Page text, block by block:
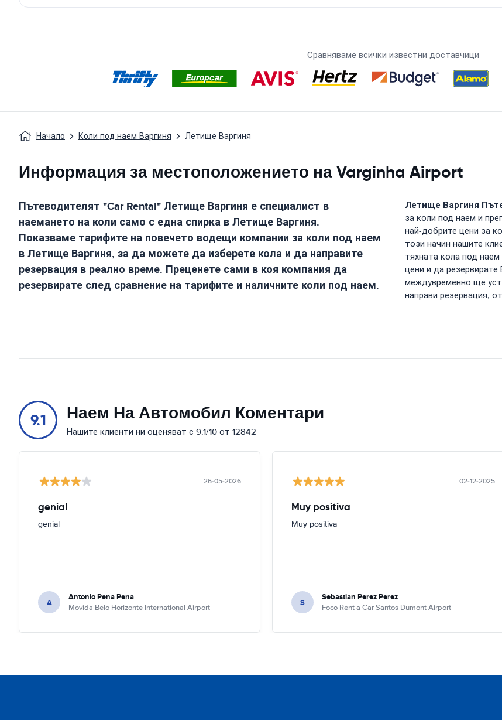
Сравняваме всички известни доставчици
Начало Коли под наем Варгиня Летище Варгиня
Информация за местоположението на Varginha Airport
Пътеводителят "Car Rental"Летище Варгиня е специалист в
наемането на коли само с една спирка вЛетище Варгиня.
Показваме тарифите на повечето водещи компании за коли под наем
вЛетище Варгиня, за да можете да изберете кола и да направите
резервация в реално време. Преценете сами в коя компания да
резервирате след сравнение на тарифите и наличните коли под наем.
Летище Варгиня
за коли под наем и
най-добрите цени за
този начин нашите
тяхната кола под наем
цени и да
междувременно ще
направи резервация,
9.1 Наем На Автомобил Коментари
Нашите клиенти ни оценяват с 9.1/10 от 12842
26-05-2026
genial
genial
A Antonio Pena Pena
Movida Belo Horizonte International Airport
02-12-2025
Muy positiva
Muy positiva
S Sebastian Perez Perez
Foco Rent a Car Santos Dumont Airport